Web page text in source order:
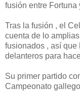
fusión entre Fortuna
Tras la fusión , el
cuenta de lo
fusionados , así que
delanteros para
Su primer partido
Campeonato